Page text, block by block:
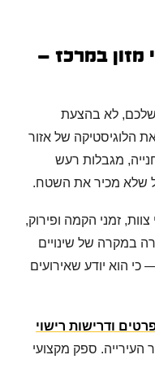
מזון במרכז —
לא בהצעת
הלוגיסטיקה של אזור
מגבלות רעש
שלא מכיר את השטח.
זמני הקמה ופירוק,
במקרה של שינויים
הוא יודע שאירועים
ודרישות רישוי
ספק מקצועי